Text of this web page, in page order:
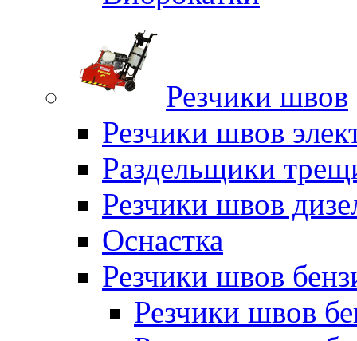
Резчики швов
Резчики швов
Раздельщики
Резчики швов
Оснастка
Резчики швов
Резчики швов